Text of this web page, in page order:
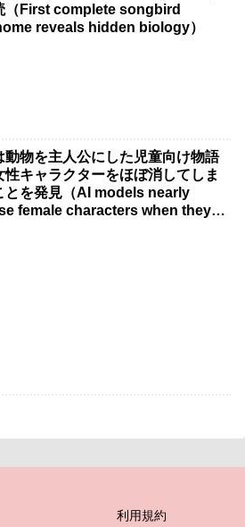
（First complete songbird
reveals hidden biology）
動物を主人公にした児童向け物語
性キャラクターをほぼ消してしま
とを発見（AI models nearly
female characters when they
利用規約